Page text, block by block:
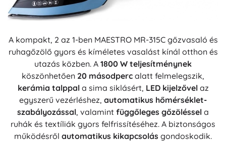
A kompakt, 2 az 1-ben MAESTRO MR-315C gőzvasaló és
ruhagőzölő gyors és kíméletes vasalást kínál otthon és
utazás közben. A 1800 W teljesítménynek
köszönhetően 20 másodperc alatt felmelegszik,
kerámia talppala sima siklásért, LED kijelzővelaz
egyszerű vezérléshez, automatikus hőmérséklet-
szabályozással, valamint függőleges gőzöléssel a
ruhák és textíliák gyors felfrissítéséhez. A biztonságos
működésről automatikus kikapcsolás gondoskodik.